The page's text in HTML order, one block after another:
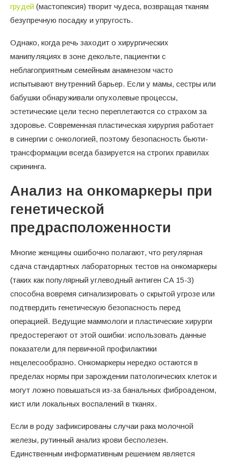
грудей (мастопексия) творит чудеса, возвращая тканям
безупречную посадку и упругость.
Однако, когда речь заходит о хирургических
манипуляциях в зоне декольте, пациентки с
неблагоприятным семейным анамнезом часто
испытывают внутренний барьер. Если у мамы, сестры или
бабушки обнаруживали опухолевые процессы,
эстетические цели тесно переплетаются со страхом за
здоровье. Современная пластическая хирургия работает
в синергии с онкологией, поэтому безопасность бьюти-
трансформации всегда базируется на строгих правилах
скрининга.
Анализ на онкомаркеры при
генетической
предрасположенности
Многие женщины ошибочно полагают, что регулярная
сдача стандартных лабораторных тестов на онкомаркеры
(таких как популярный углеводный антиген СА 15-3)
способна вовремя сигнализировать о скрытой угрозе или
подтвердить генетическую безопасность перед
операцией. Ведущие маммологи и пластические хирурги
предостерегают от этой ошибки: использовать данные
показатели для первичной профилактики
нецелесообразно. Онкомаркеры нередко остаются в
пределах нормы при зарождении патологических клеток и
могут ложно повышаться из-за банальных фиброаденом,
кист или локальных воспалений в тканях.
Если в роду зафиксированы случаи рака молочной
железы, рутинный анализ крови бесполезен.
Единственным информативным решением является